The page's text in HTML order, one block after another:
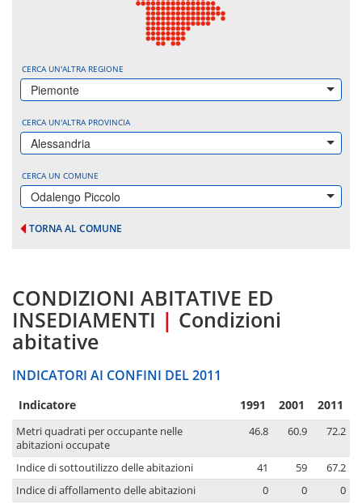
CERCA UN'ALTRA REGIONE
Piemonte
CERCA UN'ALTRA PROVINCIA
Alessandria
CERCA UN COMUNE
Odalengo Piccolo
TORNA AL COMUNE
CONDIZIONI ABITATIVE ED
INSEDIAMENTI | Condizioni
abitative
INDICATORI AI CONFINI DEL 2011
Indicatore 1991 2001 2011
Metri quadrati per occupante nelle
abitazioni occupate
46.8 60.9 72.2
Indice di sottoutilizzo delle abitazioni 41 59
67.2
Indice di affollamento delle abitazioni
0 0
0